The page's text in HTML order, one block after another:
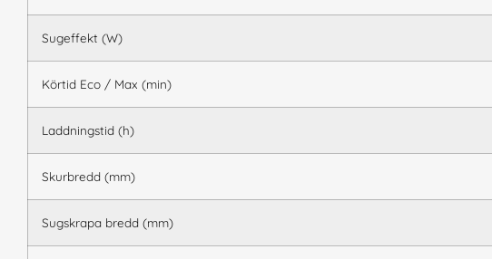
Sugeffekt (W)
Körtid Eco / Max (min)
Laddningstid (h)
Skurbredd (mm)
Sugskrapa bredd (mm)